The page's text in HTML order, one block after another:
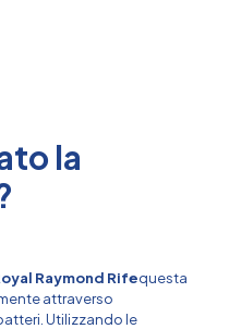
la
Raymond Rifequesta
attraverso
Utilizzando le